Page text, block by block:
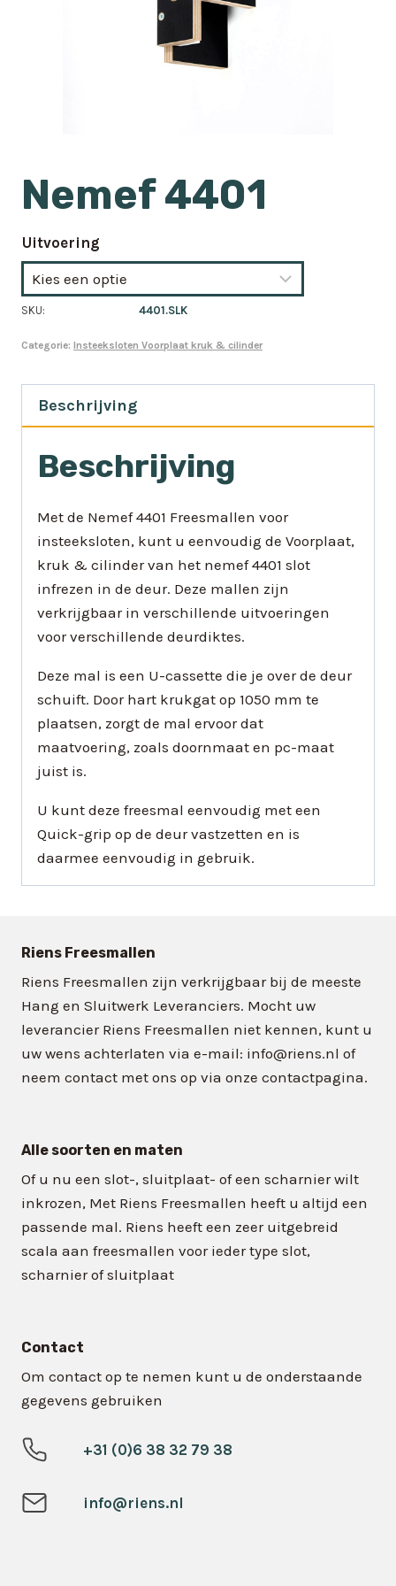
Nemef 4401
Uitvoering
SKU: 4401.SLK
Categorie: Insteeksloten Voorplaat kruk & cilinder
Beschrijving
Beschrijving
Met de Nemef 4401 Freesmallen voor
insteeksloten, kunt u eenvoudig de Voorplaat,
kruk & cilinder van het nemef 4401 slot
infrezen in de deur. Deze mallen zijn
verkrijgbaar in verschillende uitvoeringen
voor verschillende deurdiktes.
Deze mal is een U-cassette die je over de deur
schuift. Door hart krukgat op 1050 mm te
plaatsen, zorgt de mal ervoor dat
maatvoering, zoals doornmaat en pc-maat
juist is.
U kunt deze freesmal eenvoudig met een
Quick-grip op de deur vastzetten en is
daarmee eenvoudig in gebruik.
Riens Freesmallen
Riens Freesmallen zijn verkrijgbaar bij de meeste
Hang en Sluitwerk Leveranciers. Mocht uw
leverancier Riens Freesmallen niet kennen, kunt u
uw wens achterlaten via e-mail: info@riens.nl of
neem contact met ons op via onze contactpagina.
Alle soorten en maten
Of u nu een slot-, sluitplaat- of een scharnier wilt
inkrozen, Met Riens Freesmallen heeft u altijd een
passende mal. Riens heeft een zeer uitgebreid
scala aan freesmallen voor ieder type slot,
scharnier of sluitplaat
Contact
Om contact op te nemen kunt u de onderstaande
gegevens gebruiken
+31 (0)6 38 32 79 38
info@riens.nl